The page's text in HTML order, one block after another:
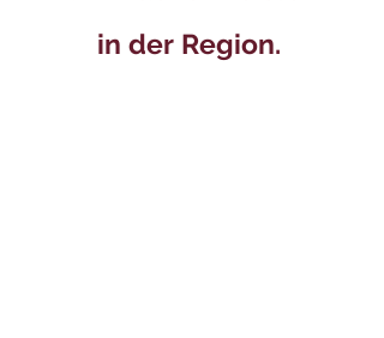
in der Region.​